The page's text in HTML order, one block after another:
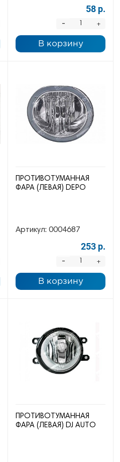
58 р.
+
-
В корзину
ПРОТИВОТУМАННАЯ
ФАРА (ЛЕВАЯ) DEPO
Артикул: 0004687
253 р.
+
-
В корзину
ПРОТИВОТУМАННАЯ
ФАРА (ЛЕВАЯ) DJ AUTO